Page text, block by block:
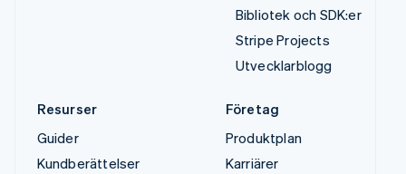
Bibliotek och SDK:er
Stripe Projects
Utvecklarblogg
Resurser
Guider
Kundberättelser
Företag
Produktplan
Karriärer